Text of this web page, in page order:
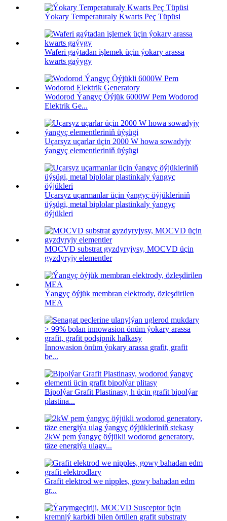
Ýokary Temperaturaly Kwarts Peç Tüpüsi
Waferi gaýtadan işlemek üçin ýokary arassa
kwarts gaýygy
Wodorod Ýangyç Öýjük 6000W Pem Wodorod
Elektrik Ge...
Uçarsyz uçarlar üçin 2000 W howa sowadyjy
ýangyç elementleriniň üýşügi
Uçarsyz uçarmanlar üçin ýangyç öýjükleriniň
üýşügi, metal biplolar plastinkaly ýangyç
öýjükleri
MOCVD substrat gyzdyryjysy, MOCVD üçin
gyzdyryjy elementler
Ýangyç öýjük membran elektrody, özleşdirilen
MEA
Innowasion önüm ýokary arassa grafit, grafit
be...
Bipolýar Grafit Plastinasy, h üçin grafit bipolýar
plastina...
2kW pem ýangyç öýjükli wodorod generatory,
täze energiýa ulagy...
Grafit elektrod we nipples, gowy bahadan edm
gr...